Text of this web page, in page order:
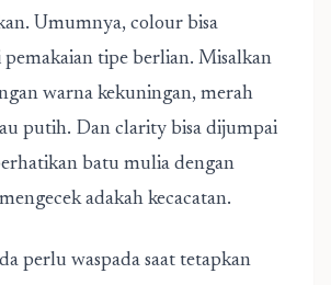
Umumnya, colour bisa
pemakaian tipe berlian. Misalkan
warna kekuningan, merah
putih. Dan clarity bisa dijumpai
batu mulia dengan
adakah kecacatan.
perlu waspada saat tetapkan